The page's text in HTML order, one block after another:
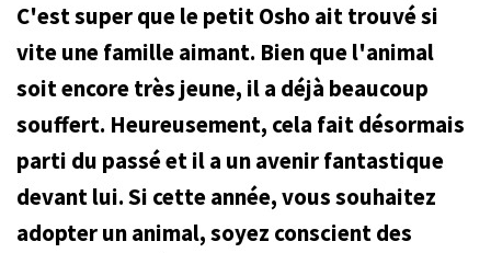
C'est super que le petit Osho ait trouvé si
vite une famille aimant. Bien que l'animal
soit encore très jeune, il a déjà beaucoup
souffert. Heureusement, cela fait désormais
parti du passé et il a un avenir fantastique
devant lui. Si cette année, vous souhaitez
adopter un animal, soyez conscient des